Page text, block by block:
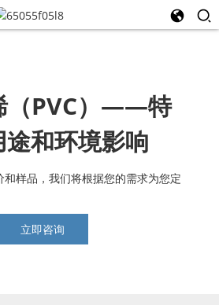
（PVC）——特
和环境影响
样品，我们将根据您的需求为您定
立即咨询